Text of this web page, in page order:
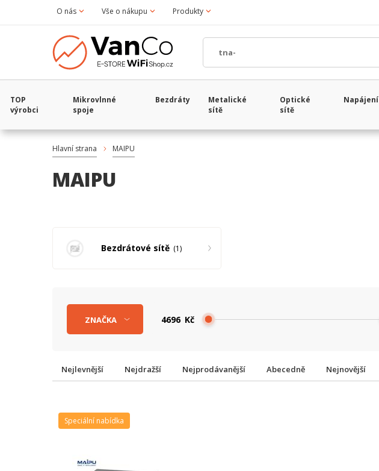
O nás Vše o nákupu Produkty
TOP
výrobci
Mikrovlnné
spoje
Bezdráty
Metalické
sítě
Optické
sítě
Napájení
Hlavní strana MAIPU
MAIPU
Bezdrátové sítě 1
Kč
ZNAČKA
Nejlevnější Nejdražší Nejprodávanější Abecedně Nejnovější
Speciální nabídka